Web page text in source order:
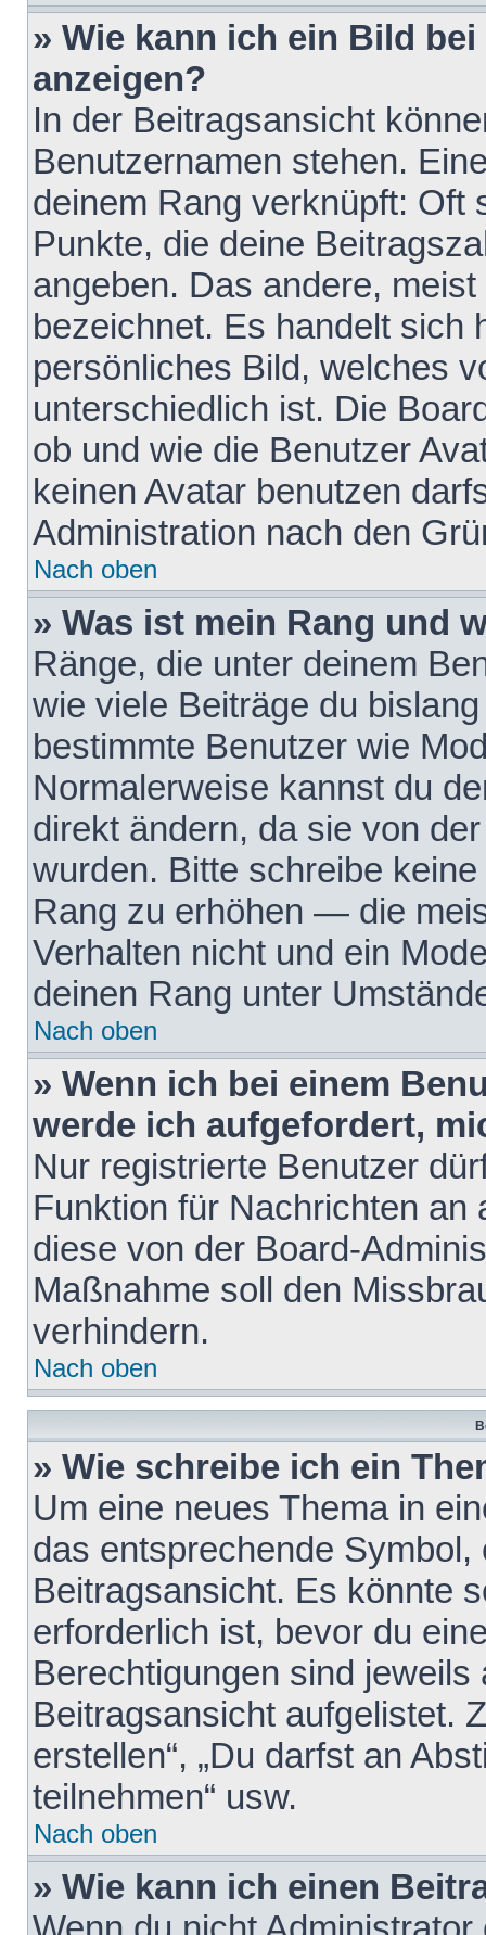
» Wie kann ich ein Bild
anzeigen?
In der Beitragsansicht
Benutzernamen stehen.
deinem Rang verknüpft: Oft
Punkte, die deine
angeben. Das andere,
bezeichnet. Es handelt sich
persönliches Bild, welches
unterschiedlich ist. Die
ob und wie die Benutzer
keinen Avatar benutzen
Administration nach den
Nach oben
» Was ist mein Rang und
Ränge, die unter deinem
wie viele Beiträge du
bestimmte Benutzer wie
Normalerweise kannst du
direkt ändern, da sie von
wurden. Bitte schreibe
Rang zu erhöhen — die
Verhalten nicht und ein
deinen Rang unter
Nach oben
» Wenn ich bei einem
werde ich aufgefordert,
Nur registrierte Benutzer
Funktion für Nachrichten
diese von der Board-
Maßnahme soll den
verhindern.
Nach oben
» Wie schreibe ich ein
Um eine neues Thema in
das entsprechende
Beitragsansicht. Es könnte
erforderlich ist, bevor du
Berechtigungen sind
Beitragsansicht aufgelistet.
erstellen“, „Du darfst an
teilnehmen“ usw.
Nach oben
» Wie kann ich einen